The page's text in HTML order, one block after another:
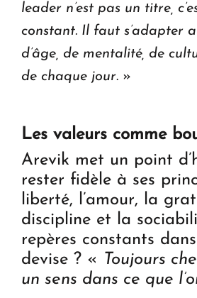
leader n’est pas un titre,
constant. Il faut s’adapter
d’âge, de mentalité, de
de chaque jour. »
Les valeurs comme
Arevik met un point
rester fidèle à ses
liberté, l’amour, la
discipline et la
repères constants
devise ? «
Toujours
un sens dans ce que